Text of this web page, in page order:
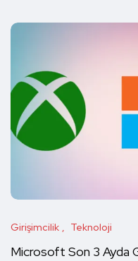
Girişimcilik Teknoloji
Microsoft Son 3 Ayda